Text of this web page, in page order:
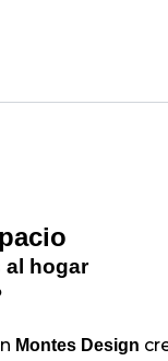
al hogar
Montes Design